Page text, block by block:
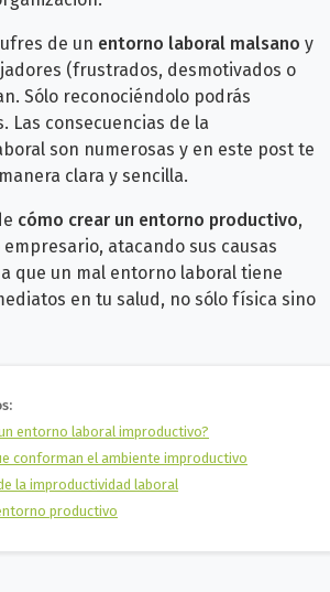
de un entorno laboral malsano y
(frustrados, desmotivados o
Sólo reconociéndolo podrás
Las consecuencias de la
son numerosas y en este post te
clara y sencilla.
cómo crear un entorno productivo,
atacando sus causas
que un mal entorno laboral tiene
en tu salud, no sólo física sino
entorno laboral improductivo?
conforman el ambiente improductivo
la improductividad laboral
productivo